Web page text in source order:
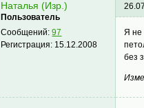
Наталья (Изр.)
Пользователь
Сообщений:97
Регистрация: 15.12.2008
Я не
без